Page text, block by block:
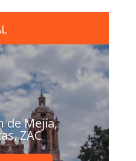
de Mejía,
ZAC